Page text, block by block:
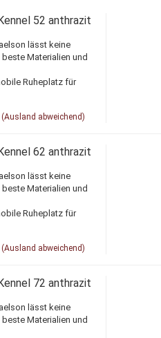
52 anthrazit
lässt keine
Materialien und
Ruheplatz für
(Ausland abweichend)
62 anthrazit
lässt keine
Materialien und
Ruheplatz für
(Ausland abweichend)
72 anthrazit
lässt keine
Materialien und